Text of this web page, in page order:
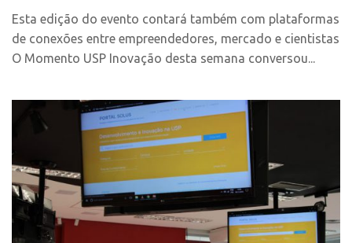
Pesquisa na USP
EMBRAPIIs
CEPIDs
INCTs
PRPI/USP
InovaUSP
Comunicação
Leis e Normas
Inteligência Competitiva
Chamamento
Pesquisa na USP
EMBRAPIIs
CPEs
Esta edição do evento contará também com plataformas
de conexões entre empreendedores, mercado e cientistas
O Momento USP Inovação desta semana conversou...